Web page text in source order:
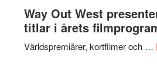
Internationella
storheter
och
samarbeten
Way Out West
titlar i årets
Världspremiärer, kortfilmer och …